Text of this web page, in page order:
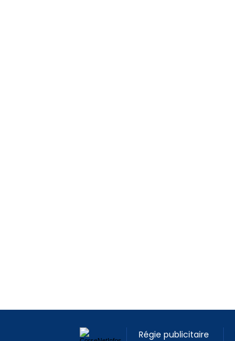
Régie publicitaire